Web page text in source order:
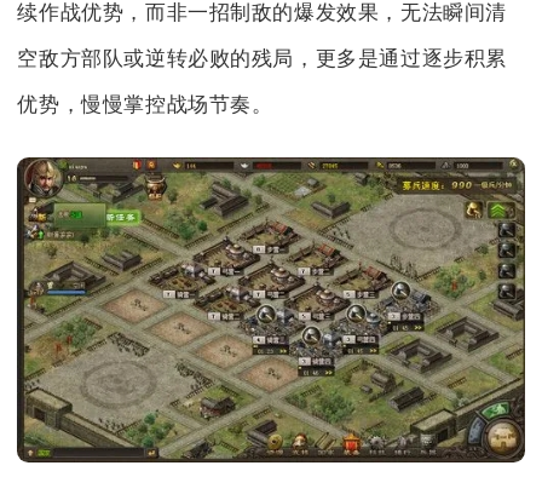
续作战优势，而非一招制敌的爆发效果，无法瞬间清
空敌方部队或逆转必败的残局，更多是通过逐步积累
优势，慢慢掌控战场节奏。